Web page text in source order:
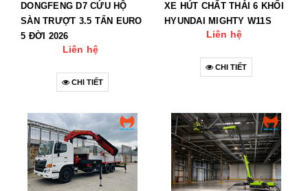
DONGFENG D7 CỨU HỘ
SÀN TRƯỢT 3.5 TẤN EURO
5 ĐỜI 2026
Liên hệ
CHI TIẾT
XE HÚT CHẤT THẢI 6 KHỐI
HYUNDAI MIGHTY W11S
Liên hệ
CHI TIẾT